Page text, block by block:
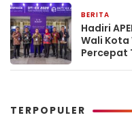
BERITA
Hadiri
Wali Kota
Percepat
TERPOPULER